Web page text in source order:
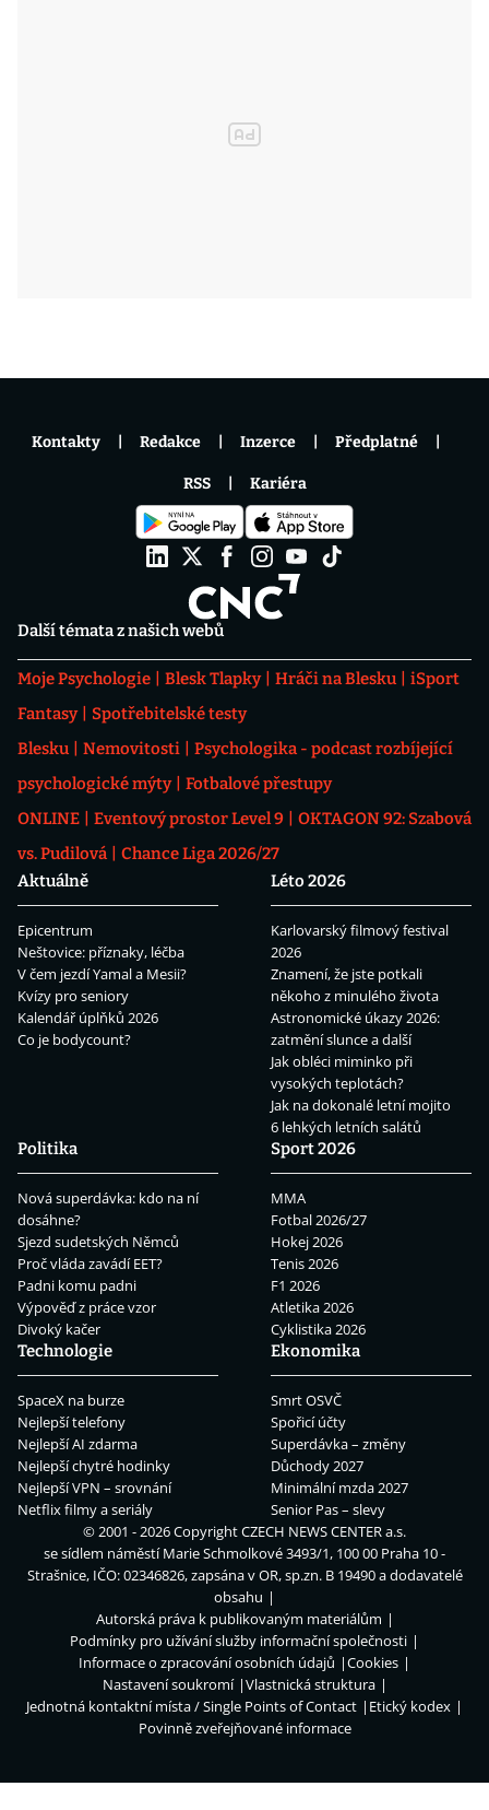
Další témata z našich webů
Moje Psychologie Blesk Tlapky Hráči na Blesku
iSport
Fantasy
Spotřebitelské testy
Blesku
Nemovitosti
Psychologika - podcast rozbíjející
psychologické mýty
Fotbalové přestupy
ONLINE
Eventový prostor Level 9
OKTAGON 92: Szabová
vs. Pudilová
Chance Liga 2026/27
Aktuálně
Epicentrum
Neštovice: příznaky, léčba
V čem jezdí Yamal a Mesii?
Kvízy pro seniory
Kalendář úplňků 2026
Co je bodycount?
Léto 2026
Karlovarský filmový festival
2026
Znamení, že jste potkali
někoho z minulého života
Astronomické úkazy 2026:
zatmění slunce a další
Jak obléci miminko při
vysokých teplotách?
Jak na dokonalé letní mojito
6 lehkých letních salátů
Politika
Nová superdávka: kdo na ní
dosáhne?
Sjezd sudetských Němců
Proč vláda zavádí EET?
Padni komu padni
Výpověď z práce vzor
Divoký kačer
Sport 2026
MMA
Fotbal 2026/27
Hokej 2026
Tenis 2026
F1 2026
Atletika 2026
Cyklistika 2026
Technologie
SpaceX na burze
Nejlepší telefony
Nejlepší AI zdarma
Nejlepší chytré hodinky
Nejlepší VPN – srovnání
Netflix filmy a seriály
Ekonomika
Smrt OSVČ
Spořicí účty
Superdávka – změny
Důchody 2027
Minimální mzda 2027
Senior Pas – slevy
Kontakty Redakce Inzerce Předplatné
RSS Kariéra
© 2001 - 2026 CopyrightCZECH NEWS CENTER a.s.
se sídlem náměstí Marie Schmolkové 3493/1, 100 00 Praha 10 -
Strašnice, IČO: 02346826, zapsána v OR, sp.zn. B 19490 a dodavatelé
obsahu
Autorská práva k publikovaným materiálům
Podmínky pro užívání služby informační společnosti
Informace o zpracování osobních údajů
Cookies
Nastavení soukromí
Vlastnická struktura
Jednotná kontaktní místa / Single Points of Contact
Etický kodex
Povinně zveřejňované informace